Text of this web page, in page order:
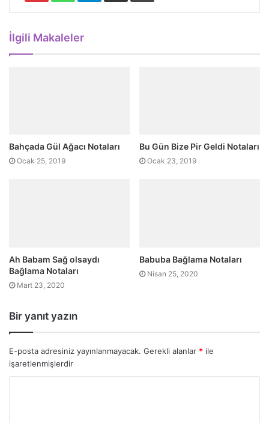
İlgili Makaleler
Bahçada Gül Ağacı Notaları
Ocak 25, 2019
Bu Gün Bize Pir Geldi Notaları
Ocak 23, 2019
Ah Babam Sağ olsaydı
Bağlama Notaları
Mart 23, 2020
Babuba Bağlama Notaları
Nisan 25, 2020
Bir yanıt yazın
E-posta adresiniz yayınlanmayacak. Gerekli alanlar * ile
işaretlenmişlerdir